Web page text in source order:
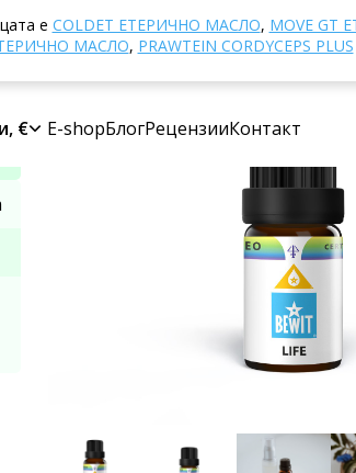
е COLDET EТЕРИЧНО МАСЛО, MOVE GT
МАСЛО, PRAWTEIN CORDYCEPS PLUS
€ E-shopБлогРецензииКонтакт
Начало E-shop Ароматерапия